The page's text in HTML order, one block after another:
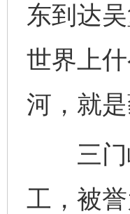
东到达
世界上
河，就
三门峡
工，被